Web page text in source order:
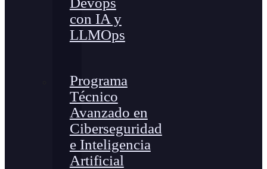
con IA y
LLMOps
Programa
Técnico
Avanzado en
Ciberseguridad
e Inteligencia
Artificial